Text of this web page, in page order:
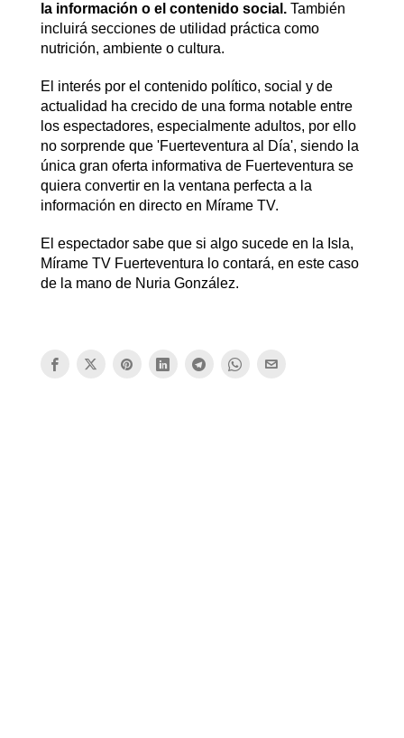
la información o el contenido social. También
incluirá secciones de utilidad práctica como
nutrición, ambiente o cultura.
El interés por el contenido político, social y de
actualidad ha crecido de una forma notable entre
los espectadores, especialmente adultos, por ello
no sorprende que 'Fuerteventura al Día', siendo la
única gran oferta informativa de Fuerteventura se
quiera convertir en la ventana perfecta a la
información en directo en Mírame TV.
El espectador sabe que si algo sucede en la Isla,
Mírame TV Fuerteventura lo contará, en este caso
de la mano de Nuria González.